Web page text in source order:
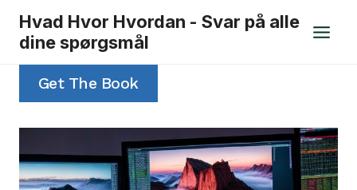
Hvad Hvor Hvordan - Svar på alle
dine spørgsmål
Get The Book